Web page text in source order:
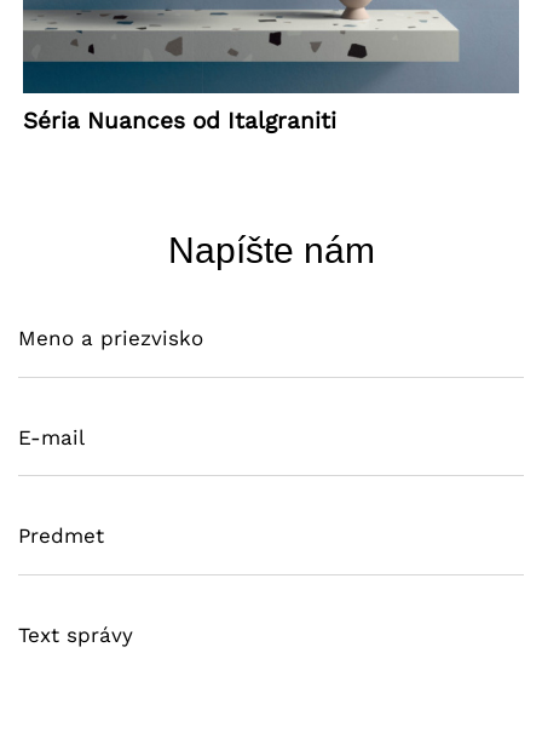
Séria Nuances od Italgraniti
Napíšte nám
Meno a priezvisko
E-mail
Predmet
Text správy